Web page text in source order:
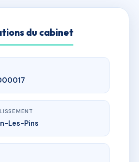
du cabinet
Les-Pins